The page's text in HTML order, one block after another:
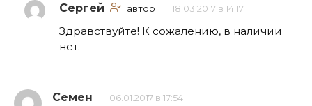
Сергей автор 18.03.2017 в 14:17
Здравствуйте! К сожалению, в наличии
нет.
Cемен 06.01.2017 в 17:54